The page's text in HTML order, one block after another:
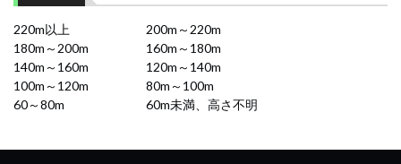
220m以上
200m～220m
180m～200m
160m～180m
140m～160m
120m～140m
100m～120m
80m～100m
60～80m
60m未満、高さ不明